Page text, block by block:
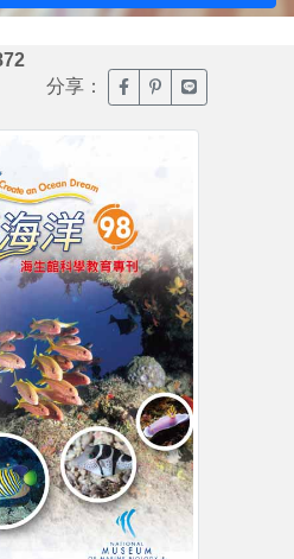
分享： 臉書分享(另開新視窗)
噗浪分享(另開新
Line分享(另